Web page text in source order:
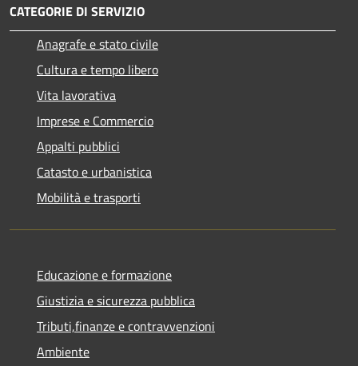
CATEGORIE DI SERVIZIO
Anagrafe e stato civile
Cultura e tempo libero
Vita lavorativa
Imprese e Commercio
Appalti pubblici
Catasto e urbanistica
Mobilità e trasporti
Educazione e formazione
Giustizia e sicurezza pubblica
Tributi,finanze e contravvenzioni
Ambiente